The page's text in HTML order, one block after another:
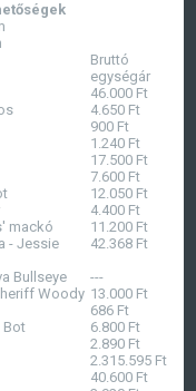
Bruttó
egységár
46.000 Ft
4.650 Ft
900 Ft
1.240 Ft
17.500 Ft
7.600 Ft
12.050 Ft
4.400 Ft
mackó 11.200 Ft
- Jessie
42.368 Ft
Bullseye
---
Woody 13.000 Ft
686 Ft
Bot 6.800 Ft
2.890 Ft
2.315.595 Ft
40.600 Ft